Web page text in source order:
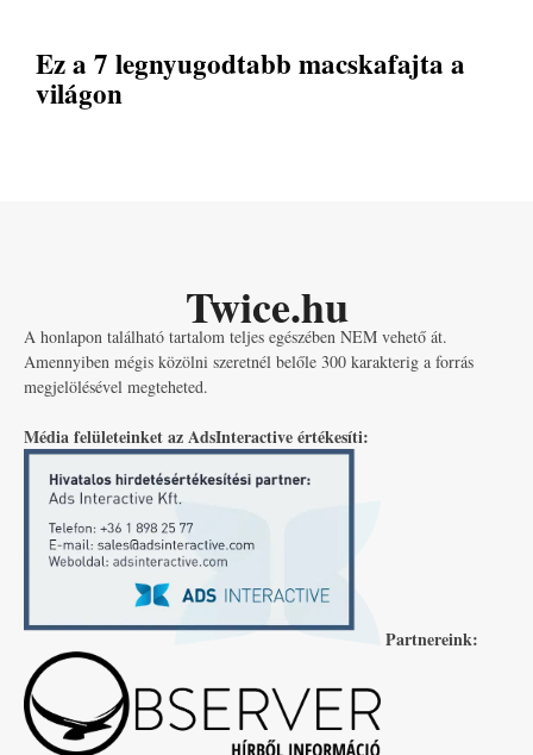
Ez a 7 legnyugodtabb macskafajta a
világon
Twice.hu
A honlapon található tartalom teljes egészében NEM vehető át.
Amennyiben mégis közölni szeretnél belőle 300 karakterig a forrás
megjelölésével megteheted.
Média felületeinket az AdsInteractive értékesíti:
Partnereink: